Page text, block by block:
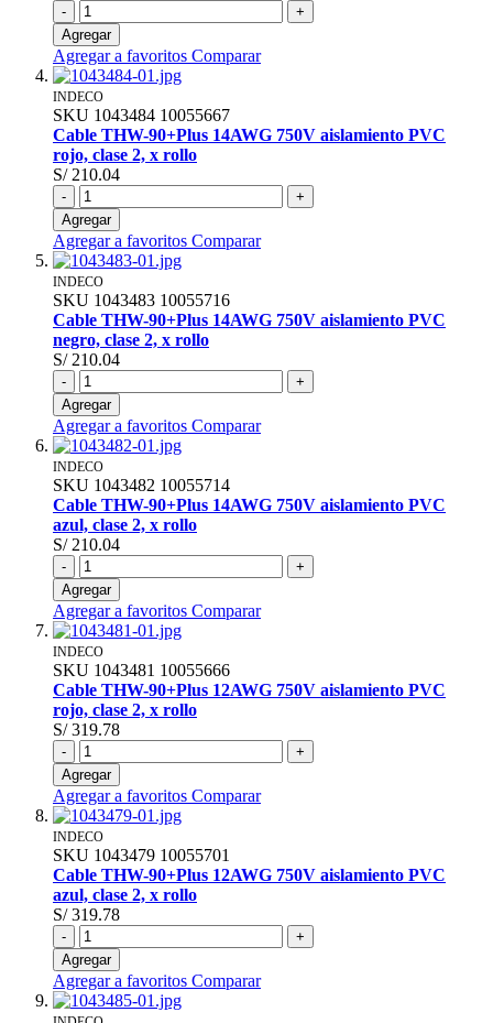
-
+
Agregar
Agregar a favoritos Comparar
INDECO
SKU 1043484 10055667
Cable THW-90+Plus 14AWG 750V aislamiento PVC
rojo, clase 2, x rollo
S/ 210.04
-
+
Agregar
Agregar a favoritos Comparar
INDECO
SKU 1043483 10055716
Cable THW-90+Plus 14AWG 750V aislamiento PVC
negro, clase 2, x rollo
S/ 210.04
-
+
Agregar
Agregar a favoritos Comparar
INDECO
SKU 1043482 10055714
Cable THW-90+Plus 14AWG 750V aislamiento PVC
azul, clase 2, x rollo
S/ 210.04
-
+
Agregar
Agregar a favoritos Comparar
INDECO
SKU 1043481 10055666
Cable THW-90+Plus 12AWG 750V aislamiento PVC
rojo, clase 2, x rollo
S/ 319.78
-
+
Agregar
Agregar a favoritos Comparar
INDECO
SKU 1043479 10055701
Cable THW-90+Plus 12AWG 750V aislamiento PVC
azul, clase 2, x rollo
S/ 319.78
-
+
Agregar
Agregar a favoritos Comparar